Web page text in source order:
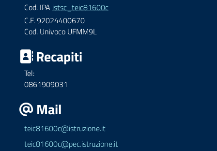
Cod. IPA istsc_teic81600c
C.F. 92024400670
Cod. Univoco UFMM9L
Recapiti
Tel:
0861909031
Mail
teic81600c@istruzione.it
teic81600c@pec.istruzione.it